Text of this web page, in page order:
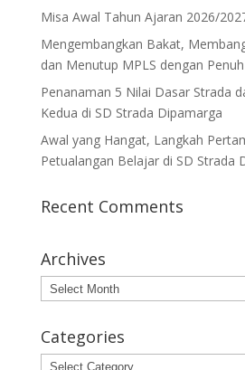
Misa Awal Tahun Ajaran 2026/
Mengembangkan Bakat,
dan Menutup MPLS dengan
Penanaman 5 Nilai Dasar Strada
Kedua di SD Strada Dipamarga
Awal yang Hangat, Langkah
Petualangan Belajar di SD Strada
Recent Comments
Archives
Archives
Categories
Categories